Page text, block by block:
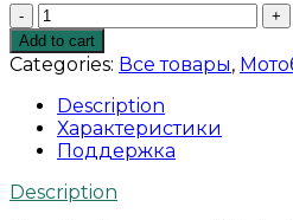
Мотобур
бензиновый
Rokodil
Ram
quantity
Add to cart
Categories: Все товары,
Description
Характеристики
Поддержка
Description